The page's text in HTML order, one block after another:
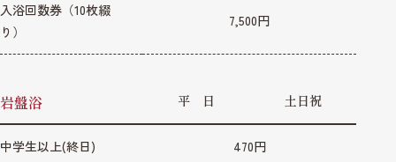
入浴回数券（10枚綴
り）
7,500円
岩盤浴 平 日 土日祝
中学生以上(終日) 470円